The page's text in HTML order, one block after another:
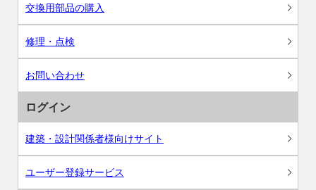
交換用部品の購入
修理・点検
お問い合わせ
ログイン
建築・設計関係者様向けサイト
ユーザー登録サービス